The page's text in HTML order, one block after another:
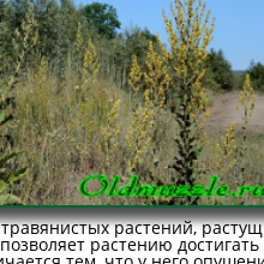
растений,
растению